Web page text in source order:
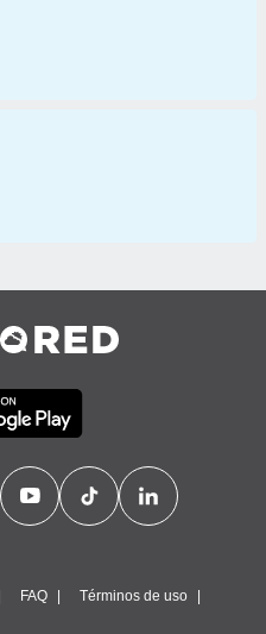
FAQ Términos de uso